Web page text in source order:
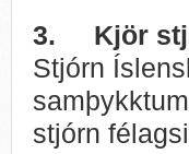
3. Kjör
Stjórn
stjórn